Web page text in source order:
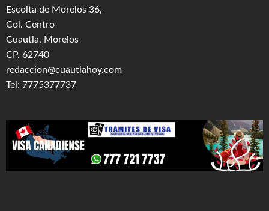
Escolta de Morelos 36,
Col. Centro
Cuautla, Morelos
CP. 62740
redaccion@cuautlahoy.com
Tel: 7775377737